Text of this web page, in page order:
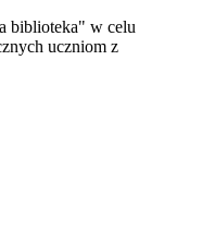
biblioteka" w celu
uczniom z